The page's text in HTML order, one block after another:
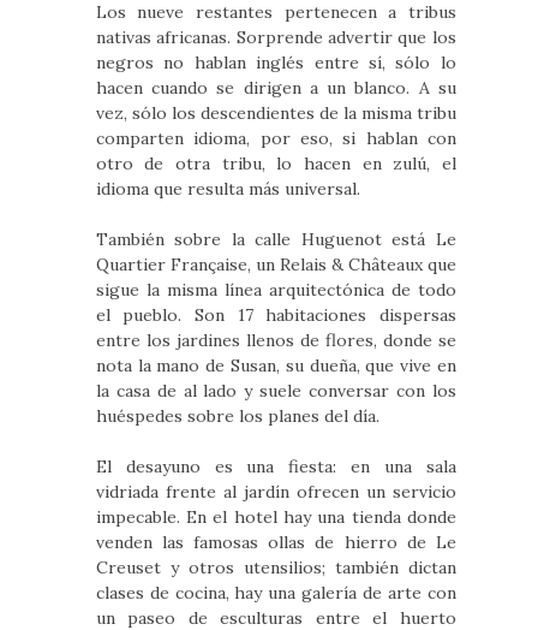
Los nueve restantes pertenecen a tribus
nativas africanas. Sorprende advertir que los
negros no hablan inglés entre sí, sólo lo
hacen cuando se dirigen a un blanco. A su
vez, sólo los descendientes de la misma tribu
comparten idioma, por eso, si hablan con
otro de otra tribu, lo hacen en zulú, el
idioma que resulta más universal.
También sobre la calle Huguenot está Le
Quartier Française, un Relais & Châteaux que
sigue la misma línea arquitectónica de todo
el pueblo. Son 17 habitaciones dispersas
entre los jardines llenos de flores, donde se
nota la mano de Susan, su dueña, que vive en
la casa de al lado y suele conversar con los
huéspedes sobre los planes del día.
El desayuno es una fiesta: en una sala
vidriada frente al jardín ofrecen un servicio
impecable. En el hotel hay una tienda donde
venden las famosas ollas de hierro de Le
Creuset y otros utensilios; también dictan
clases de cocina, hay una galería de arte con
un paseo de esculturas entre el huerto